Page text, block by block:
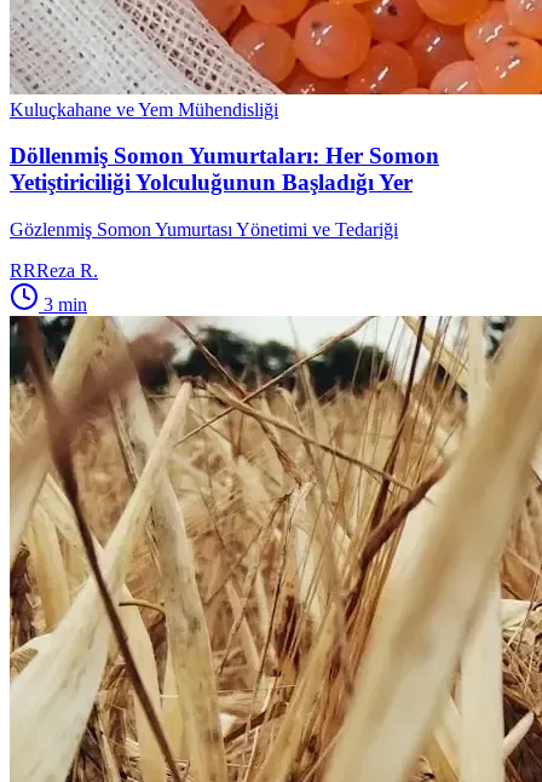
Kuluçkahane ve Yem Mühendisliği
Döllenmiş Somon Yumurtaları: Her Somon
Yetiştiriciliği Yolculuğunun Başladığı Yer
Gözlenmiş Somon Yumurtası Yönetimi ve Tedariği
RRReza R.
3 min